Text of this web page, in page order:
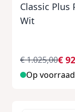
Classic Plus
Wit
€
€ 1.025,00
Op voorraad